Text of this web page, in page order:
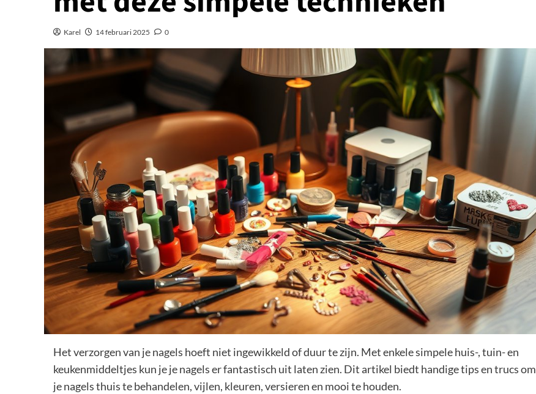
Karel 14 februari 2025 0
Het verzorgen van je nagels hoeft niet ingewikkeld of duur te zijn. Met enkele simpele huis-, tuin- en
keukenmiddeltjes kun je je nagels er fantastisch uit laten zien. Dit artikel biedt handige tips en trucs om
je nagels thuis te behandelen, vijlen, kleuren, versieren en mooi te houden.